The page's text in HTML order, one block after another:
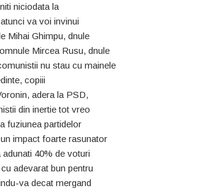
niciodata la
va voi invinui
Mihai Ghimpu, dnule
Mircea Rusu, dnule
nu stau cu mainele
copiii
adera la PSD,
din inertie tot vreo
fuziunea partidelor
impact foarte rasunator
40% de voturi
adevarat bun pentru
va decat mergand